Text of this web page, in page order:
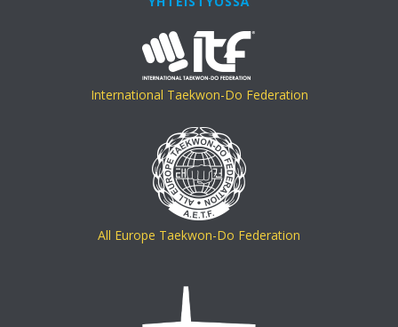
International Taekwon-Do Federation
All Europe Taekwon-Do Federation